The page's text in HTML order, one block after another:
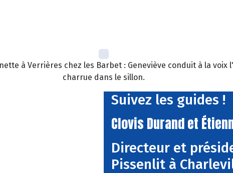
à Verrières chez les Barbet : Geneviève conduit à la
charrue dans le sillon.
Suivez les guides !
Clovis Durand et
Directeur et
Pissenlit à